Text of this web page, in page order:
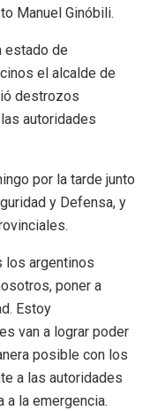
Manuel Ginóbili.
estado de
el alcalde de
destrozos
autoridades
por la tarde junto
y Defensa, y
los argentinos
poner a
Estoy
van a lograr poder
posible con los
a las autoridades
a la emergencia.